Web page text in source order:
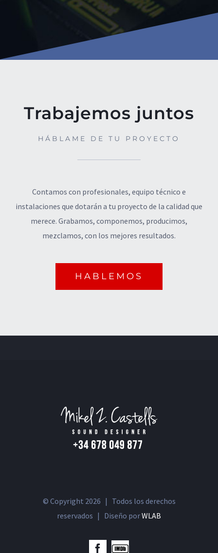
Trabajemos juntos
HÁBLAME DE TU PROYECTO
Contamos con profesionales, equipo técnico e
instalaciones que dotarán a tu proyecto de la calidad que
merece. Grabamos, componemos, producimos,
mezclamos, con los mejores resultados.
HABLEMOS
© Copyright 2026 | Todos los derechos
reservados | Diseño porWLAB
Facebook
IMDb